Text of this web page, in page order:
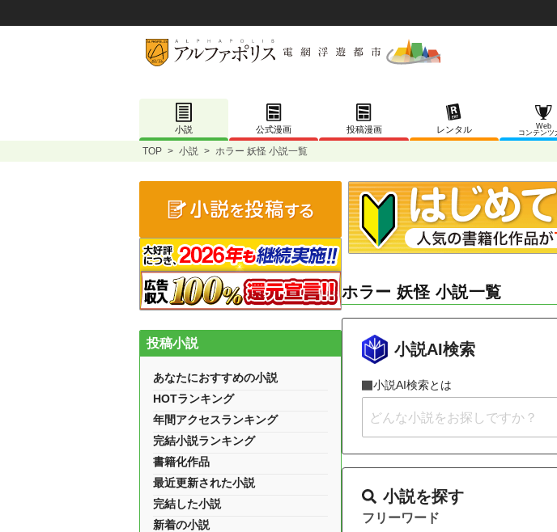
小説 公式漫画 投稿漫画 レンタル
Web
コンテンツ
TOP > 小説 > ホラー 妖怪 小説一覧
ホラー 妖怪 小説一覧
小説AI検索
小説AI検索とは
小説を探す
フリーワード
投稿小説
あなたにおすすめの小説
HOTランキング
年間アクセスランキング
完結小説ランキング
書籍化作品
最近更新された小説
完結した小説
新着の小説